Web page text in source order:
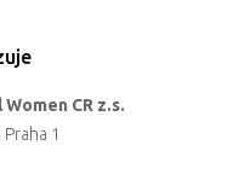
CR z.s.
1